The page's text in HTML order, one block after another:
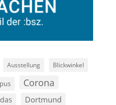
Ausstellung Blickwinkel
Corona
Dortmund